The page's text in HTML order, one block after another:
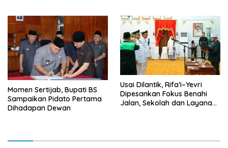
Momen Sertijab, Bupati BS
Sampaikan Pidato Pertama
Dihadapan Dewan
Usai Dilantik, Rifa’i–Yevri
Dipesankan Fokus Benahi
Jalan, Sekolah dan Layanan